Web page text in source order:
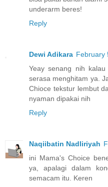
underarm beres!
Reply
Dewi Adikara February
Yeay senang nih
serasa menghitam ya.
Chioce tekstur lembut
nyaman dipakai nih
Reply
Naqiibatin Nadliriyah
ini Mama's Choice
ya, apalagi dalam
semacam itu. Keren